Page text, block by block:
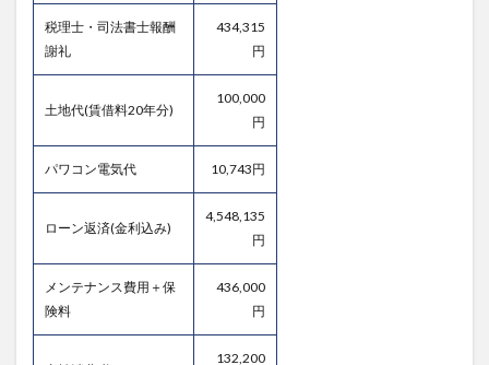
税理士・司法書士報酬
謝礼
434,315
円
土地代(賃借料20年分)
100,000
円
パワコン電気代 10,743円
ローン返済(金利込み)
4,548,135
円
メンテナンス費用＋保
険料
436,000
円
132,200